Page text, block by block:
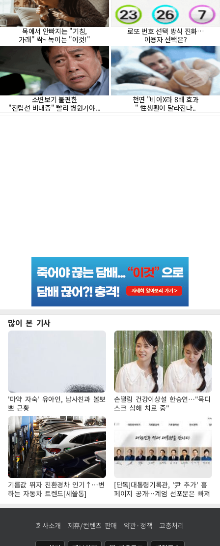
많이 본 기사
'마약 자숙' 유아인, 남사친과 볼뽀
뽀 근황
손떨림 건강이상설 한승연…"목디
스크 심해 치료 중"
기름값 뛰자 친환경차 인기↑…변
하는 자동차 트렌드[세쓸통]
[단독]대통령기록관, '尹 추가' 홈
페이지 공개…계엄 선포문은 빠져
회사소개 제휴/컨텐츠 판매 약관·정책 고충처리